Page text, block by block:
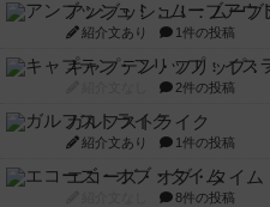
アンブッシュ！：ムーブ
紹介文あり 1件の投稿
キャプテン・フリップ：
2件の投稿
ガルフストライク
紹介文あり 1件の投稿
エコーズ・オブ・タイム
8件の投稿